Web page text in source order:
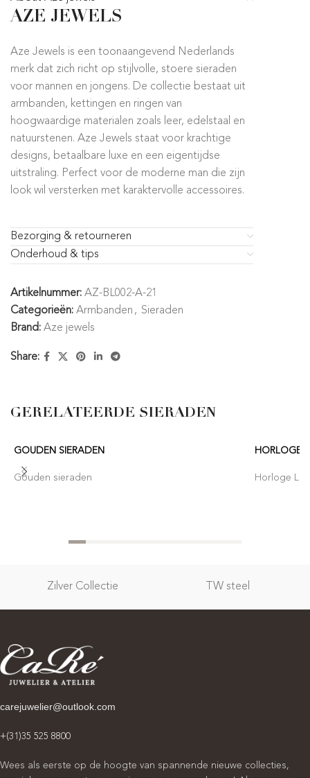
AZE JEWELS
Aze Jewels is een toonaangevend Nederlands
merk dat zich richt op stijlvolle, stoere sieraden
voor mannen en jongens. De collectie bestaat uit
armbanden, kettingen en ringen van
hoogwaardige materialen zoals leer, edelstaal en
natuurstenen. Aze Jewels staat voor krachtige
designs, betaalbare luxe en een eigentijdse
uitstraling. Perfect voor de moderne man die zijn
look wil versterken met karaktervolle accessoires.
Bezorging & retourneren
Onderhoud & tips
Artikelnummer: AZ-BL002-A-21
Categorieën: Armbanden , Sieraden
Brand: Aze jewels
Share:
GERELATEERDE SIERADEN
GOUDEN SIERADEN
Gouden sieraden
HORLOGE
Horloge
Zilver Collectie TW steel
carejuwelier@outlook.com
+(31)35 525 8800
Wees als eerste op de hoogte van spannende nieuwe collecties,